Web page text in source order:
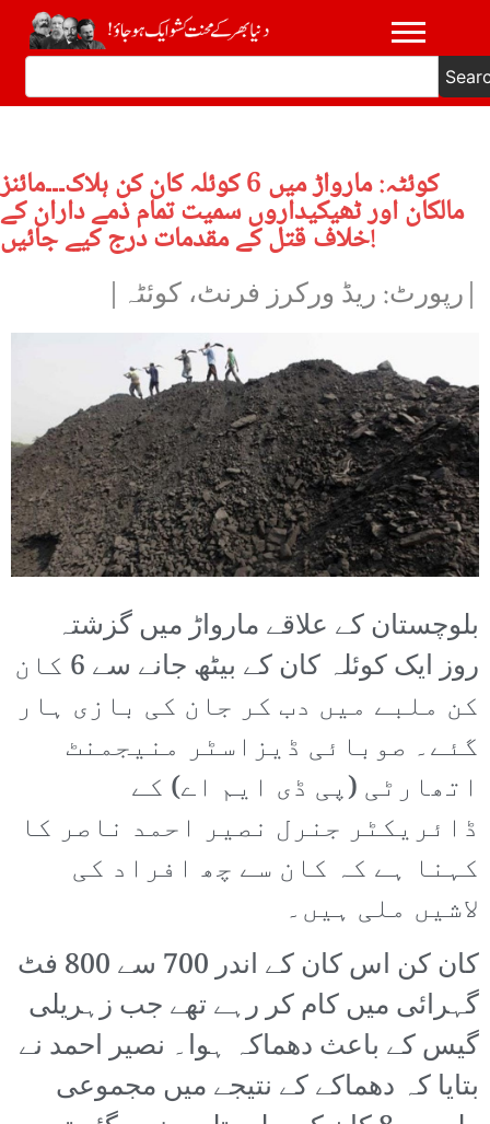
کوئٹہ: مارواڑ میں 6 کوئلہ کان کن ہلاک۔۔۔مائنز
مالکان اور ٹھیکیداروں سمیت تمام ذمے داران کے
خلاف قتل کے مقدمات درج کیے جائیں!
|رپورٹ: ریڈ ورکرز فرنٹ، کوئٹہ|
بلوچستان کے علاقے مارواڑ میں گزشتہ
روز ایک کوئلہ کان کے بیٹھ جانے سے 6 کان
کن ملبے میں دب کر جان کی بازی ہار
گئے۔ صوبائی ڈیزاسٹر منیجمنٹ
اتھارٹی (پی ڈی ایم اے) کے
ڈائریکٹر جنرل نصیر احمد ناصر کا
کہنا ہے کہ کان سے چھ افراد کی
لاشیں ملی ہیں۔
کان کن اس کان کے اندر 700 سے 800 فٹ
گہرائی میں کام کر رہے تھے جب زہریلی
گیس کے باعث دھماکہ ہوا۔ نصیر احمد نے
بتایا کہ دھماکے کے نتیجے میں مجموعی